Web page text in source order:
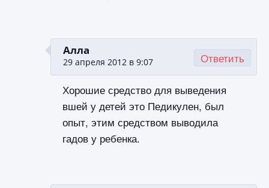
Алла
29 апреля 2012 в 9:07
Хорошие средство для выведения
вшей у детей это Педикулен, был
опыт, этим средством выводила
гадов у ребенка.
Ответить